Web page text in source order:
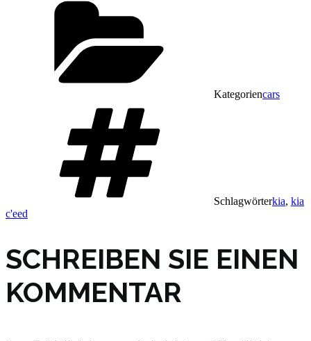
Kategoriencars
Schlagwörterkia, kia
c'eed
SCHREIBEN SIE EINEN
KOMMENTAR